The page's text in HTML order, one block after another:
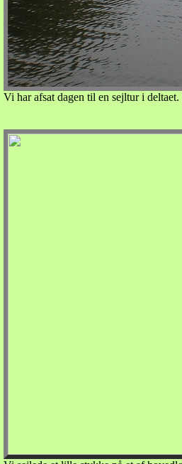
Vi har afsat dagen til en sejltur i